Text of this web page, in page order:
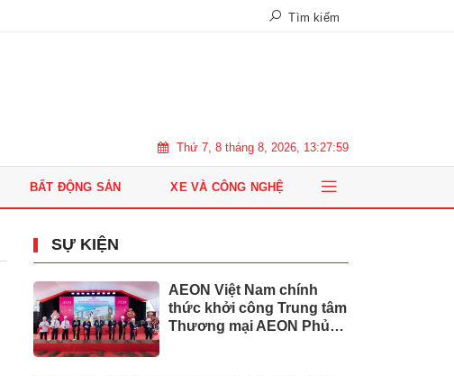
Tìm kiếm
Thứ 7, 8 tháng 8, 2026, 13:28:00
BẤT ĐỘNG SẢN XE VÀ CÔNG NGHỆ
SỰ KIỆN
AEON Việt Nam chính
thức khởi công Trung tâm
Thương mại AEON Phủ